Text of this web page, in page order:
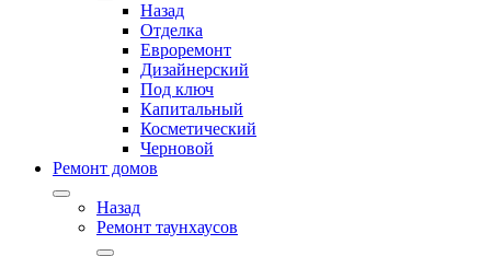
Назад
Отделка
Евроремонт
Дизайнерский
Под ключ
Капитальный
Косметический
Черновой
Ремонт домов
Назад
Ремонт таунхаусов